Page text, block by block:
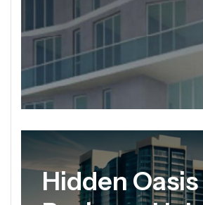
Hidden Oasis